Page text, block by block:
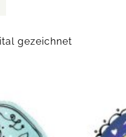
gezeichnet